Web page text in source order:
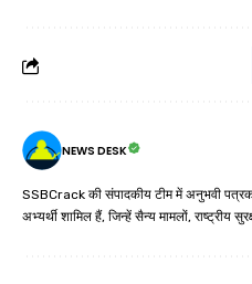
NEWS DESK
SSBCrack की संपादकीय टीम में अनुभवी
अभ्यर्थी शामिल हैं, जिन्हें सैन्य मामलों, राष्ट्रीय